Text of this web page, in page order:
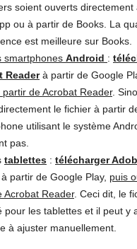
soient ouverts directement
ou à partir de Books. La
est meilleure sur Books.
smartphones Android :
Reader à partir de Google
partir de Acrobat Reader.
le fichier à partir
utilisant le système
pas.
tablettes : télécharger
partir de Google Play, puis
Acrobat Reader. Ceci dit, le
pour les tablettes et il peut y
à ajuster manuellement.